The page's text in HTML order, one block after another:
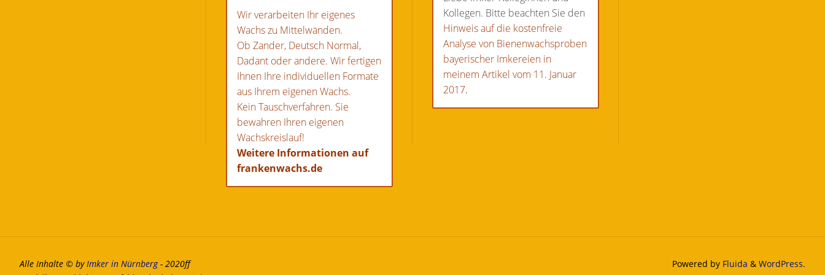
Wir verarbeiten Ihr eigenes
Wachs zu Mittelwänden.
Ob Zander, Deutsch Normal,
Dadant oder andere. Wir fertigen
Ihnen Ihre individuellen Formate
aus Ihrem eigenen Wachs.
Kein Tauschverfahren. Sie
bewahren Ihren eigenen
Wachskreislauf!
Weitere Informationen auf
frankenwachs.de
Kollegen. Bitte beachten Sie den
Hinweis auf die kostenfreie
Analyse von Bienenwachsproben
bayerischer Imkereien in
meinem Artikel vom 11. Januar
2017.
Alle Inhalte © by Imker in Nürnberg- 2020ff
Powered by Fluida & WordPress.